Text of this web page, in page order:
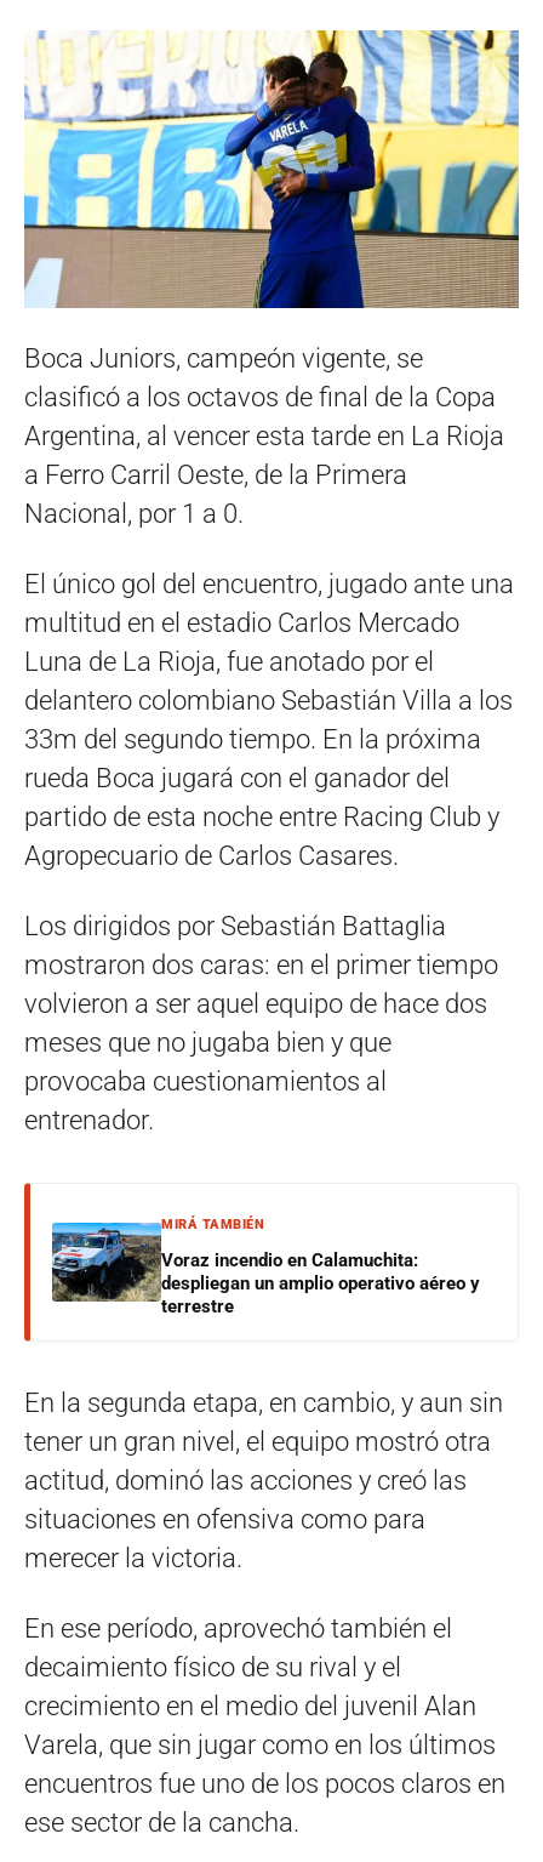
Boca Juniors, campeón vigente, se
clasificó a los octavos de final de la Copa
Argentina, al vencer esta tarde en La Rioja
a Ferro Carril Oeste, de la Primera
Nacional, por 1 a 0.
El único gol del encuentro, jugado ante una
multitud en el estadio Carlos Mercado
Luna de La Rioja, fue anotado por el
delantero colombiano Sebastián Villa a los
33m del segundo tiempo. En la próxima
rueda Boca jugará con el ganador del
partido de esta noche entre Racing Club y
Agropecuario de Carlos Casares.
Los dirigidos por Sebastián Battaglia
mostraron dos caras: en el primer tiempo
volvieron a ser aquel equipo de hace dos
meses que no jugaba bien y que
provocaba cuestionamientos al
entrenador.
MIRÁ TAMBIÉN
Voraz incendio en Calamuchita:
despliegan un amplio operativo aéreo y
terrestre
En la segunda etapa, en cambio, y aun sin
tener un gran nivel, el equipo mostró otra
actitud, dominó las acciones y creó las
situaciones en ofensiva como para
merecer la victoria.
En ese período, aprovechó también el
decaimiento físico de su rival y el
crecimiento en el medio del juvenil Alan
Varela, que sin jugar como en los últimos
encuentros fue uno de los pocos claros en
ese sector de la cancha.